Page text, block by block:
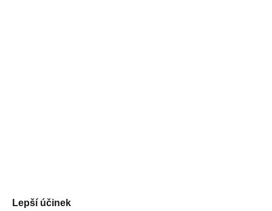
Lepší účinek